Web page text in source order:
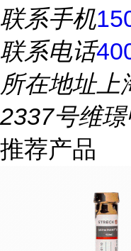
联系手机
联系电话
所在地址上
2337号维
推荐产品